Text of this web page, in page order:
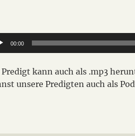
00:00
Predigt kann auch als .mp3
unsere Predigten auch als